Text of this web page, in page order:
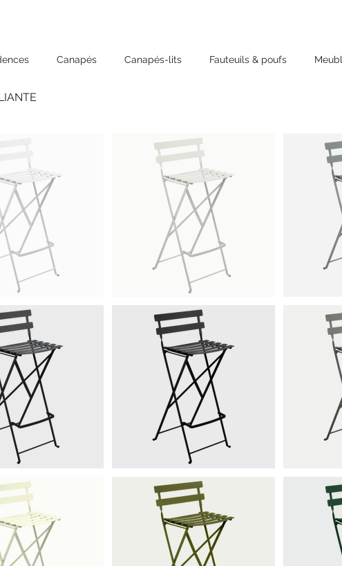
Canapés Canapés-lits Fauteuils & poufs